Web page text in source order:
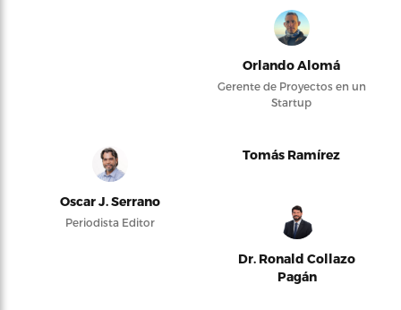
Orlando Alomá
Gerente de Proyectos en un
Startup
Oscar J. Serrano
Periodista Editor
Tomás Ramírez
Dr. Ronald Collazo
Pagán